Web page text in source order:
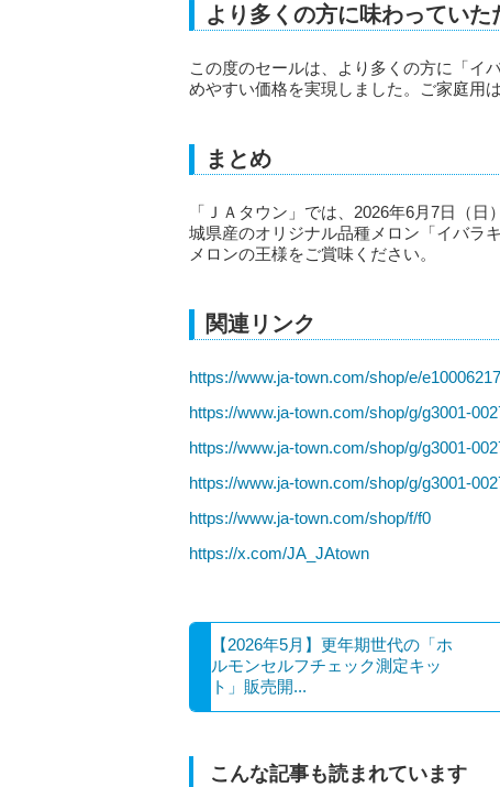
より多くの方に味わっていた
この度のセールは、より多くの方に「イ
めやすい価格を実現しました。ご家庭用
まとめ
「ＪＡタウン」では、2026年6月7日（
城県産のオリジナル品種メロン「イバラ
メロンの王様をご賞味ください。
関連リンク
https://www.ja-town.com/shop/e/
https://www.ja-town.com/shop/g/g3001-
https://www.ja-town.com/shop/g/g3001-
https://www.ja-town.com/shop/g/g3001-
https://www.ja-town.com/shop/f/f0
https://x.com/JA_JAtown
【2026年5月】更年期世代の「ホ
ルモンセルフチェック測定キッ
ト」販売開...
こんな記事も読まれています